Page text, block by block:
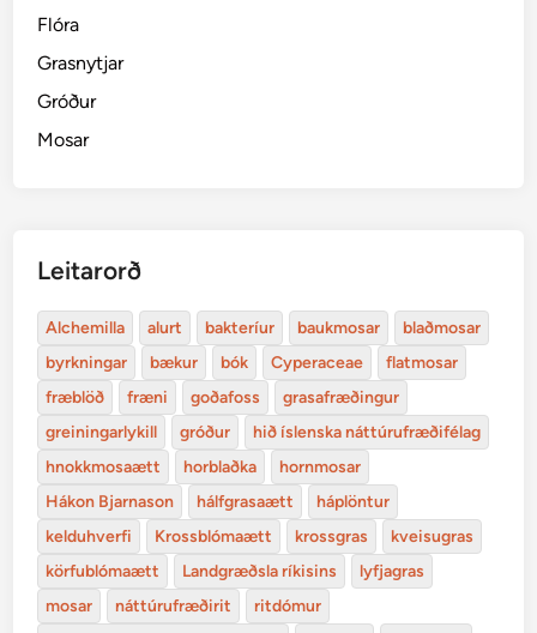
Flóra
Grasnytjar
Gróður
Mosar
Leitarorð
Alchemilla alurt bakteríur baukmosar
blaðmosar
byrkningar
bækur bók Cyperaceae
flatmosar
fræblöð
fræni goðafoss
grasafræðingur
greiningarlykill
gróður
hið íslenska náttúrufræðifélag
hnokkmosaætt
horblaðka
hornmosar
Hákon Bjarnason
hálfgrasaætt
háplöntur
kelduhverfi
Krossblómaætt krossgras
kveisugras
körfublómaætt
Landgræðsla ríkisins
lyfjagras
mosar
náttúrufræðirit
ritdómur